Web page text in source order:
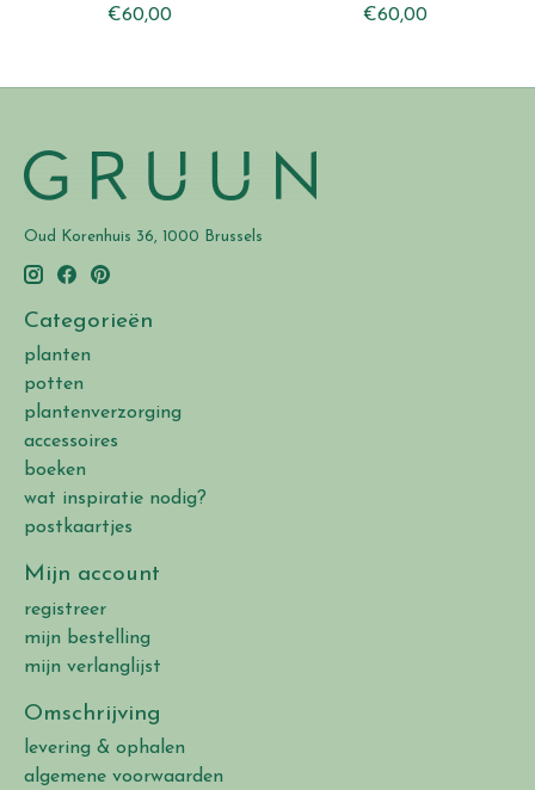
€60,00
€60,00
Oud Korenhuis 36, 1000 Brussels
Categorieën
planten
potten
plantenverzorging
accessoires
boeken
wat inspiratie nodig?
postkaartjes
Mijn account
registreer
mijn bestelling
mijn verlanglijst
Omschrijving
levering & ophalen
algemene voorwaarden